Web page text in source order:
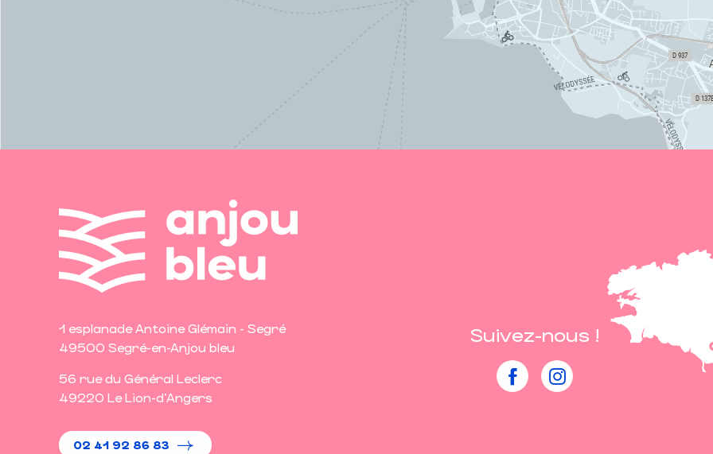
1 esplanade Antoine Glémain - Segré
49500 Segré-en-Anjou bleu
56 rue du Général Leclerc
49220 Le Lion-d'Angers
02 41 92 86 83
Suivez-nous !